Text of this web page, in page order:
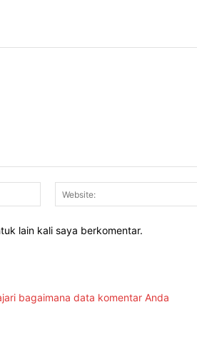
Email:*
lain kali saya berkomentar.
bagaimana data komentar Anda